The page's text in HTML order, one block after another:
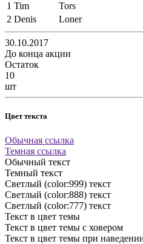
1 Tim
Tors
2 Denis Loner
30.10.2017
До конца акции
Остаток
10
шт
Цвет текста
Обычная ссылка
Темная ссылка
Обычный текст
Темный текст
Светлый (color:999) текст
Светлый (color:888) текст
Светлый (color:777) текст
Текст в цвет темы
Текст в цвет темы с ховером
Текст в цвет темы при